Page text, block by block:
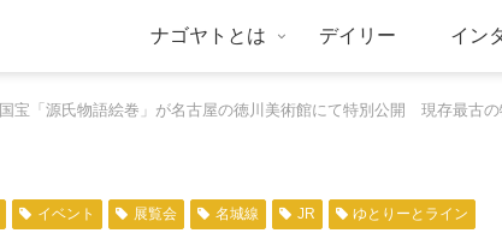
ナゴヤトとは デイリー イン
国宝「源氏物語絵巻」が名古屋の徳川美術館にて特別公開 現存最古
イベント 展覧会 名城線 JR ゆとりーとライン